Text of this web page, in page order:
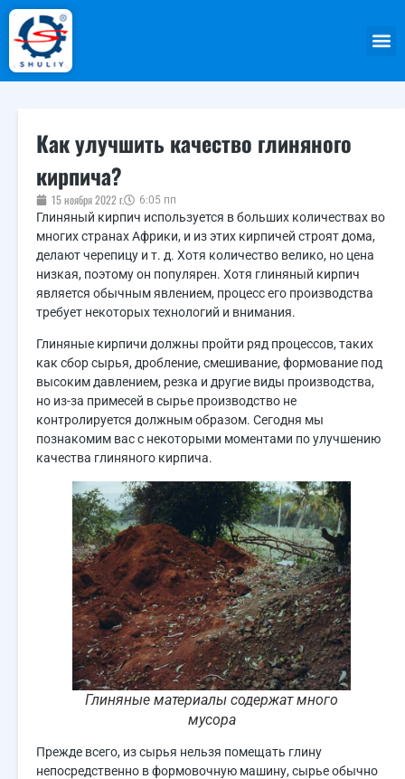
Как улучшить качество глиняного
кирпича?
15 ноября 2022 г. 6:05 пп
Глиняный кирпич используется в больших количествах во
многих странах Африки, и из этих кирпичей строят дома,
делают черепицу и т. д. Хотя количество велико, но цена
низкая, поэтому он популярен. Хотя глиняный кирпич
является обычным явлением, процесс его производства
требует некоторых технологий и внимания.
Глиняные кирпичи должны пройти ряд процессов, таких
как сбор сырья, дробление, смешивание, формование под
высоким давлением, резка и другие виды производства,
но из-за примесей в сырье производство не
контролируется должным образом. Сегодня мы
познакомим вас с некоторыми моментами по улучшению
качества глиняного кирпича.
Глиняные материалы содержат много
мусора
Прежде всего, из сырья нельзя помещать глину
непосредственно в формовочную машину, сырье обычно